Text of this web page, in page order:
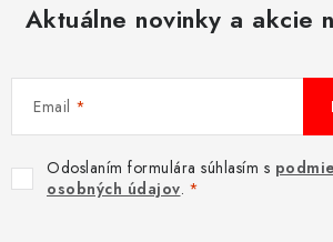
Aktuálne novinky a akcie
Email
Odoslaním formulára súhlasím s
osobných údajov.